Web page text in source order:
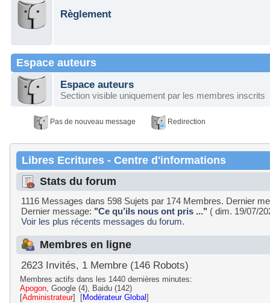
Règlement
Espace auteurs
Espace auteurs
Section visible uniquement par les membres inscrits
Pas de nouveau message Redirection
Libres Ecritures - Centre d'informations
Stats du forum
1116 Messages dans 598 Sujets par 174 Membres. Dernier
Dernier message: "Ce qu’ils nous ont pris ..." ( dim. 19/07/
Voir les plus récents messages du forum.
Membres en ligne
2623 Invités, 1 Membre (146 Robots)
Membres actifs dans les 1440 dernières minutes:
Apogon, Google (4), Baidu (142)
[Administrateur] [Modérateur Global]